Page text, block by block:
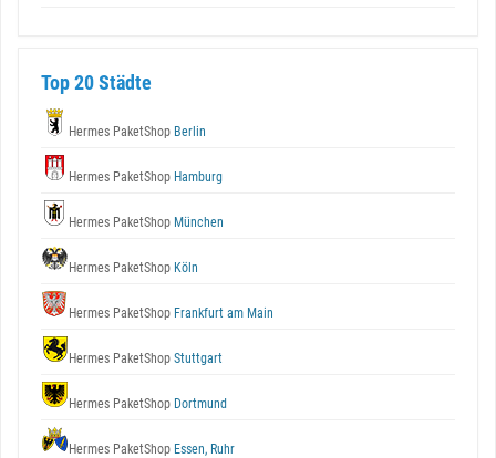
Top 20 Städte
Hermes PaketShop Berlin
Hermes PaketShop Hamburg
Hermes PaketShop München
Hermes PaketShop Köln
Hermes PaketShop Frankfurt am Main
Hermes PaketShop Stuttgart
Hermes PaketShop Dortmund
Hermes PaketShop Essen, Ruhr